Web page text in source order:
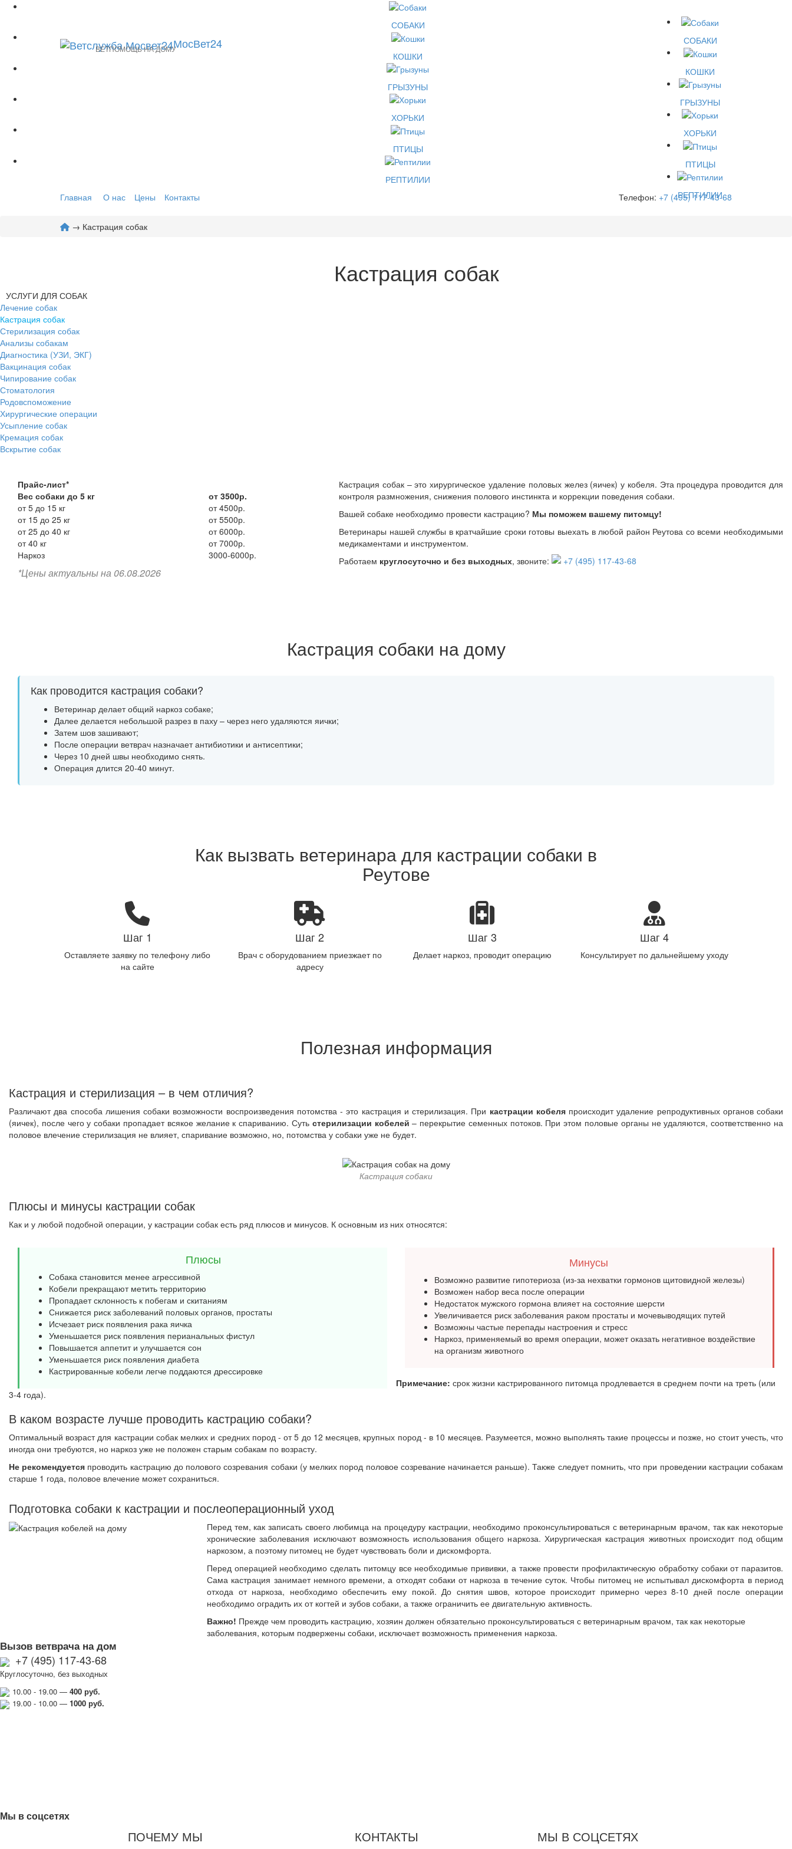
СОБАКИ
КОШКИ
ГРЫЗУНЫ
ХОРЬКИ
ПТИЦЫ
РЕПТИЛИИ
Главная
О нас Цены Контакты Телефон: +7 (495) 117-43-68
МосВет24
ВЕТПОМОЩЬ НА ДОМУ
СОБАКИ
КОШКИ
ГРЫЗУНЫ
ХОРЬКИ
ПТИЦЫ
РЕПТИЛИИ
→ Кастрация собак
Кастрация собак
УСЛУГИ ДЛЯ СОБАК
Лечение собак
Кастрация собак
Стерилизация собак
Анализы собакам
Диагностика (УЗИ, ЭКГ)
Вакцинация собак
Чипирование собак
Стоматология
Родовспоможение
Хирургические операции
Усыпление собак
Кремация собак
Вскрытие собак
Прайс-лист*
Вес собаки до 5 кг
от 3500р.
от 5 до 15 кг
от 4500р.
от 15 до 25 кг
от 5500р.
от 25 до 40 кг
от 6000р.
от 40 кг
от 7000р.
Наркоз
3000-6000р.
*Цены актуальны на 06.08.2026
Кастрация собак – это хирургическое удаление половых желез (яичек) у кобеля. Эта процедура проводится для
контроля размножения, снижения полового инстинкта и коррекции поведения собаки.
Вашей собаке необходимо провести кастрацию? Мы поможем вашему питомцу!
Ветеринары нашей службы в кратчайшие сроки готовы выехать в любой район Реутова со всеми необходимыми
медикаментами и инструментом.
Работаем круглосуточно и без выходных, звоните: +7 (495) 117-43-68
Кастрация собаки на дому
Как проводится кастрация собаки?
Ветеринар делает общий наркоз собаке;
Далее делается небольшой разрез в паху – через него удаляются яички;
Затем шов зашивают;
После операции ветврач назначает антибиотики и антисептики;
Через 10 дней швы необходимо снять.
Операция длится 20-40 минут.
Как вызвать ветеринара для кастрации собаки в
Реутове
Шаг 1
Оставляете заявку по телефону либо
на сайте
Шаг 2
Врач с оборудованием приезжает по
адресу
Шаг 3
Делает наркоз, проводит операцию
Шаг 4
Консультирует по дальнейшему уходу
Полезная информация
Кастрация и стерилизация – в чем отличия?
Различают два способа лишения собаки возможности воспроизведения потомства - это кастрация и стерилизация. При кастрации кобеляпроисходит удаление репродуктивных органов собаки
(яичек), после чего у собаки пропадает всякое желание к спариванию. Суть стерилизации кобелей – перекрытие семенных потоков. При этом половые органы не удаляются, соответственно на
половое влечение стерилизация не влияет, спаривание возможно, но, потомства у собаки уже не будет.
Кастрация собаки
Плюсы и минусы кастрации собак
Как и у любой подобной операции, у кастрации собак есть ряд плюсов и минусов. К основным из них относятся:
Плюсы
Собака становится менее агрессивной
Кобели прекращают метить территорию
Пропадает склонность к побегам и скитаниям
Снижается риск заболеваний половых органов, простаты
Исчезает риск появления рака яичка
Уменьшается риск появления перианальных фистул
Повышается аппетит и улучшается сон
Уменьшается риск появления диабета
Кастрированные кобели легче поддаются дрессировке
Минусы
Возможно развитие гипотериоза (из-за нехватки гормонов щитовидной железы)
Возможен набор веса после операции
Недостаток мужского гормона влияет на состояние шерсти
Увеличивается риск заболевания раком простаты и мочевыводящих путей
Возможны частые перепады настроения и стресс
Наркоз, применяемый во время операции, может оказать негативное воздействие
на организм животного
Примечание: срок жизни кастрированного питомца продлевается в среднем почти на треть (или
3-4 года).
В каком возрасте лучше проводить кастрацию собаки?
Оптимальный возраст для кастрации собак мелких и средних пород - от 5 до 12 месяцев, крупных пород - в 10 месяцев. Разумеется, можно выполнять такие процессы и позже, но стоит учесть, что
иногда они требуются, но наркоз уже не положен старым собакам по возрасту.
Не рекомендуется проводить кастрацию до полового созревания собаки (у мелких пород половое созревание начинается раньше). Также следует помнить, что при проведении кастрации собакам
старше 1 года, половое влечение может сохраниться.
Подготовка собаки к кастрации и послеоперационный уход
Перед тем, как записать своего любимца на процедуру кастрации, необходимо проконсультироваться с ветеринарным врачом, так как некоторые
хронические заболевания исключают возможность использования общего наркоза. Хирургическая кастрация животных происходит под общим
наркозом, а поэтому питомец не будет чувствовать боли и дискомфорта.
Перед операцией необходимо сделать питомцу все необходимые прививки, а также провести профилактическую обработку собаки от паразитов.
Сама кастрация занимает немного времени, а отходят собаки от наркоза в течение суток. Чтобы питомец не испытывал дискомфорта в период
отхода от наркоза, необходимо обеспечить ему покой. До снятия швов, которое происходит примерно через 8-10 дней после операции
необходимо оградить их от когтей и зубов собаки, а также ограничить ее двигательную активность.
Важно! Прежде чем проводить кастрацию, хозяин должен обязательно проконсультироваться с ветеринарным врачом, так как некоторые
заболевания, которым подвержены собаки, исключает возможность применения наркоза.
Вызов ветврача на дом
+7 (495) 117-43-68
Круглосуточно, без выходных
10.00 - 19.00 — 400 руб.
19.00 - 10.00 — 1000 руб.
Мы в соцсетях
ПОЧЕМУ МЫ КОНТАКТЫ МЫ В СОЦСЕТЯХ